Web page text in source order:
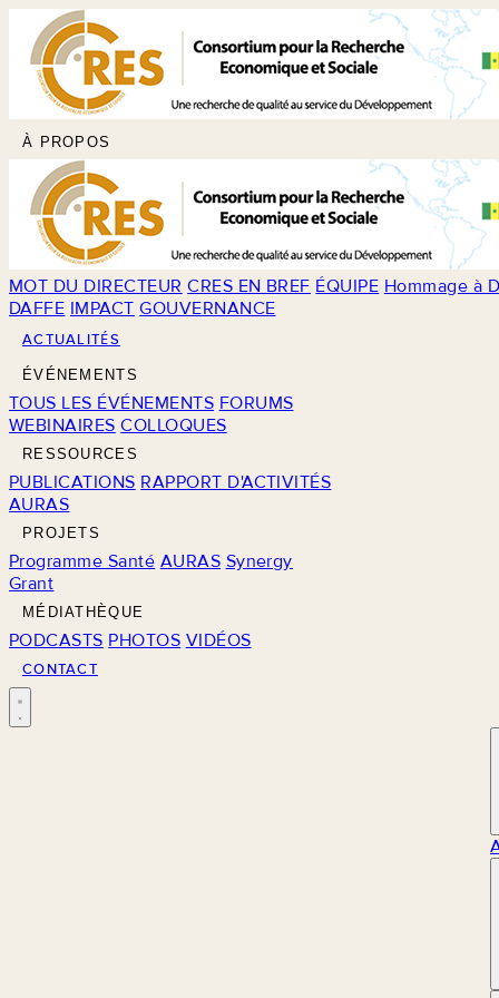
À PROPOS
MOT DU DIRECTEUR CRES EN BREF ÉQUIPE Hommage à
DAFFE IMPACT GOUVERNANCE
ACTUALITÉS
ÉVÉNEMENTS
TOUS LES ÉVÉNEMENTS FORUMS
WEBINAIRES COLLOQUES
RESSOURCES
PUBLICATIONS RAPPORT D'ACTIVITÉS
AURAS
PROJETS
Programme Santé AURAS Synergy
Grant
MÉDIATHÈQUE
PODCASTS PHOTOS VIDÉOS
CONTACT